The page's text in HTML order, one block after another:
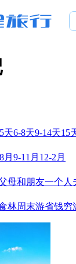
天6-8天9-14天15
月 9-11月 12-2月
母和朋友一个人
林周末游省钱穷